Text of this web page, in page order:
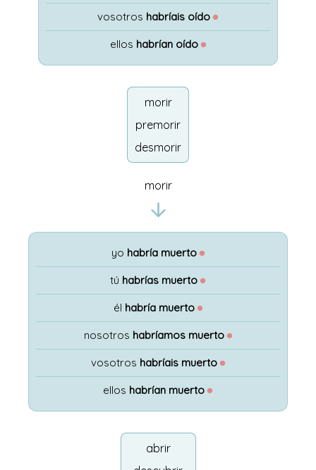
vosotros habríais oído ●
ellos habrían oído ●
morir
premorir
desmorir
morir
yo habría muerto ●
tú habrías muerto ●
él habría muerto ●
nosotros habríamos muerto ●
vosotros habríais muerto ●
ellos habrían muerto ●
abrir